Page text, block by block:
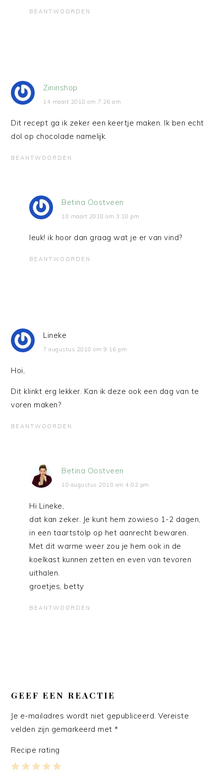
BEANTWOORDEN
Zininshop
14 maart 2018 om 7:26 am
Dit recept ga ik zeker een keertje maken. Ik ben echt
dol op chocolade namelijk.
BEANTWOORDEN
Betina Oostveen
18 maart 2018 om 3:18 pm
leuk! ik hoor dan graag wat je er van vind?
BEANTWOORDEN
Lineke
7 augustus 2018 om 9:16 pm
Hoi,
Dit klinkt erg lekker. Kan ik deze ook een dag van te
voren maken?
BEANTWOORDEN
Betina Oostveen
10 augustus 2018 om 4:02 pm
Hi Lineke,
dat kan zeker. Je kunt hem zowieso 1-2 dagen,
in een taartstolp op het aanrecht bewaren.
Met dit warme weer zou je hem ook in de
koelkast kunnen zetten en even van tevoren
uithalen.
groetjes, betty
BEANTWOORDEN
GEEF EEN REACTIE
Je e-mailadres wordt niet gepubliceerd. Vereiste
velden zijn gemarkeerd met*
Recipe rating